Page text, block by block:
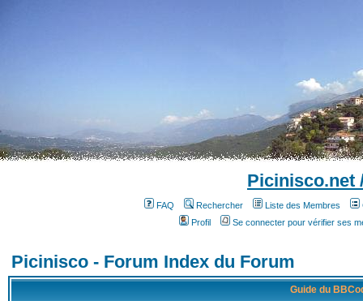
Picinisco.net
FAQ Rechercher Liste des Membres
Profil
Se connecter pour vérifier ses
Picinisco - Forum Index du Forum
Guide du